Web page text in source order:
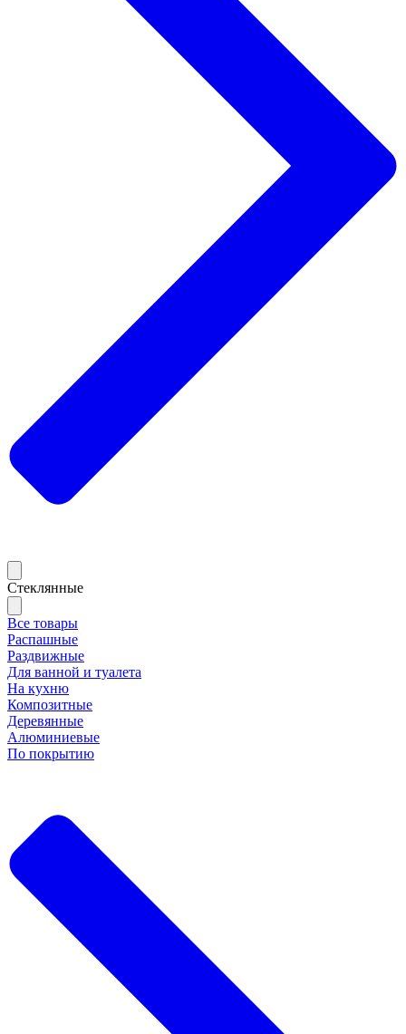
Стеклянные
Все товары
Распашные
Раздвижные
Для ванной и туалета
На кухню
Композитные
Деревянные
Алюминиевые
По покрытию